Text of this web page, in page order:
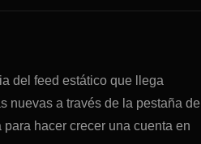
del feed estático que llega
nuevas a través de la pestaña de
hacer crecer una cuenta en